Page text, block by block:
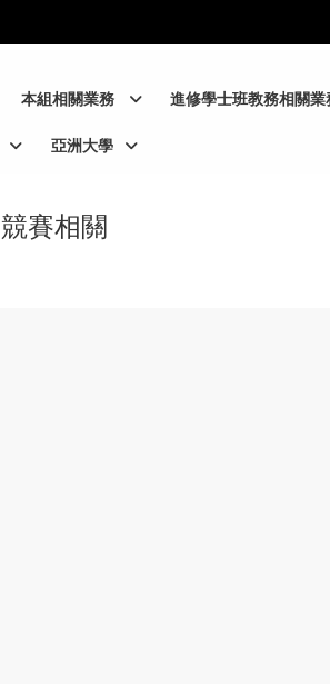
本組相關業務 進修學士班教務相關業
亞洲大學
競賽相關